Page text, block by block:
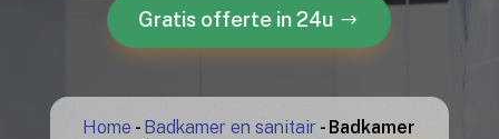
Gratis offerte in 24u
Home - Badkamer en sanitair - Badkamer